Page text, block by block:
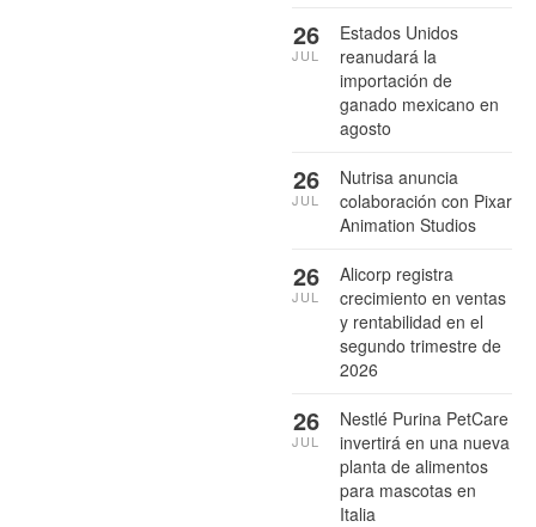
Estados Unidos
reanudará la
importación de
ganado mexicano en
agosto
26
JUL
Nutrisa anuncia
colaboración con Pixar
Animation Studios
26
JUL
Alicorp registra
crecimiento en ventas
y rentabilidad en el
segundo trimestre de
2026
26
JUL
Nestlé Purina PetCare
invertirá en una nueva
planta de alimentos
para mascotas en
Italia
26
JUL